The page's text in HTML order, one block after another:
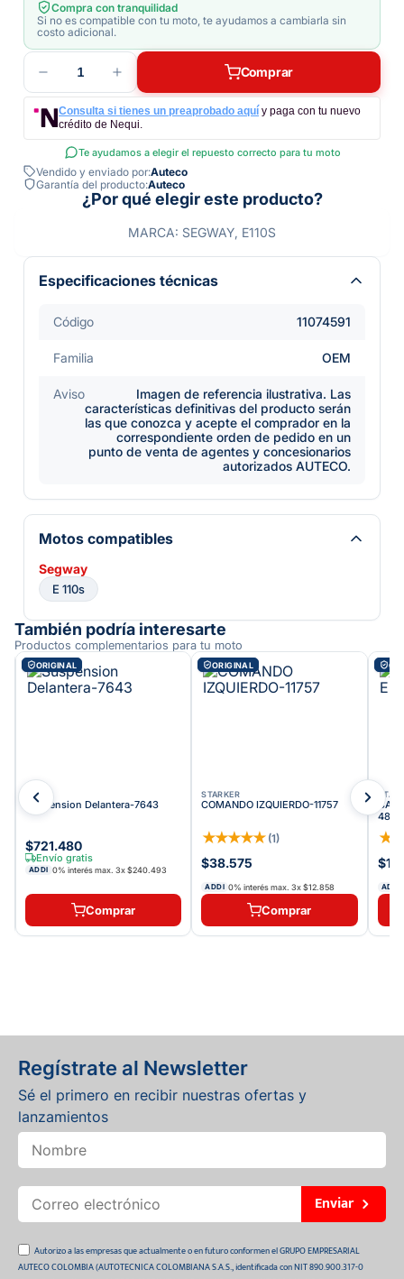
Compra con tranquilidad
Si no es compatible con tu moto, te ayudamos a cambiarla sin
costo adicional.
1 Comprar
Consulta si tienes un preaprobado aquí y paga con tu nuevo
crédito de Nequi.
Te ayudamos a elegir el repuesto correcto para tu moto
Vendido y enviado por:Auteco
Garantía del producto:Auteco
¿Por qué elegir este producto?
MARCA: SEGWAY, E110S
Especificaciones técnicas
Código 11074591
Familia OEM
Aviso
Imagen de referencia ilustrativa. Las
características definitivas del producto serán
las que conozca y acepte el comprador en la
correspondiente orden de pedido en un
punto de venta de agentes y concesionarios
autorizados AUTECO.
Motos compatibles
Segway
E 110s
También podría interesarte
Productos complementarios para tu moto
ORIGINAL
WOLF
Suspension Delantera-7643
$721.480
Envío gratis
ADDI 0% interés max. 3x$240.493
Comprar
ORIGINAL
STARKER
COMANDO IZQUIERDO-11757
★★★★★ (1)
$38.575
ADDI 0% interés max.3x$12.858
Comprar
4820
★
ADDI
Regístrate al Newsletter
Sé el primero en recibir nuestras ofertas y
lanzamientos
Enviar
Autorizo a las empresas que actualmente o en futuro conformen el GRUPO EMPRESARIAL
AUTECO COLOMBIA (AUTOTECNICA COLOMBIANA S.A.S., identificada con NIT 890.900.317-0